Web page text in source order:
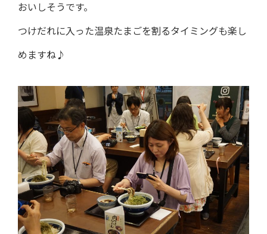
おいしそうです。
つけだれに入った温泉たまごを割るタイミングも楽し
めますね♪